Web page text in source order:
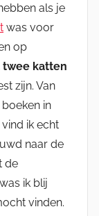
als je
was voor
op
twee katten
zijn. Van
in
ik echt
naar de
de
ik blij
vinden.